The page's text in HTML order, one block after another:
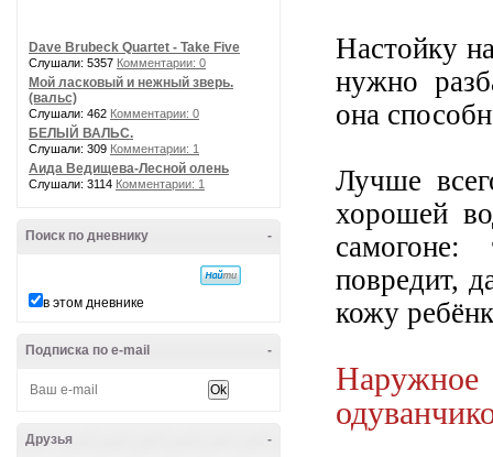
Dave Brubeck Quartet - Take Five
Слушали: 5357 Комментарии: 0
Мой ласковый и нежный зверь.
(вальс)
Слушали: 462 Комментарии: 0
БЕЛЫЙ ВАЛЬС.
Слушали: 309 Комментарии: 1
Аида Ведищева-Лесной олень
Слушали: 3114 Комментарии: 1
-
Поиск по дневнику
в этом дневнике
-
Подписка по e-mail
-
Друзья
Настойку
нужно
она
Лучше
хорошей
самогоне:
повредит,
кожу